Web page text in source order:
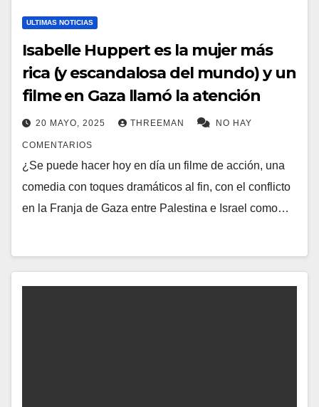
ULTIMAS NOTICIAS
Isabelle Huppert es la mujer más
rica (y escandalosa del mundo) y un
filme en Gaza llamó la atención
20 MAYO, 2025 THREEMAN NO HAY
COMENTARIOS
¿Se puede hacer hoy en día un filme de acción, una
comedia con toques dramáticos al fin, con el conflicto
en la Franja de Gaza entre Palestina e Israel como…